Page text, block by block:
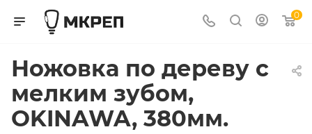
0
Ножовка по дереву с
мелким зубом,
OKINAWA, 380мм.